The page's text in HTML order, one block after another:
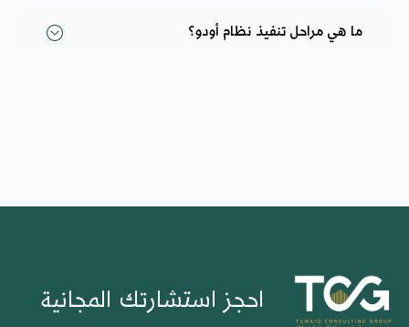
تنفيذ نظام أودو؟
احجز استشارتك المجانية